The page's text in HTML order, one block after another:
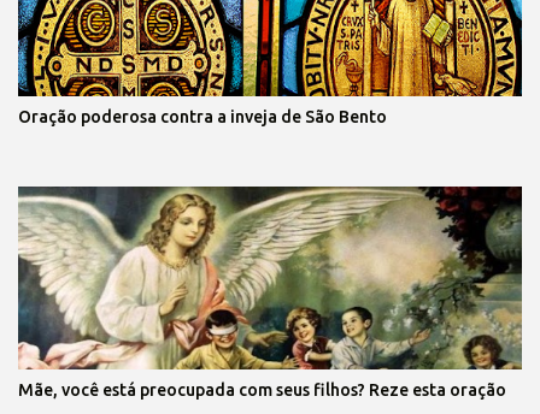
Oração poderosa contra a inveja de São Bento
Mãe, você está preocupada com seus filhos? Reze esta oração